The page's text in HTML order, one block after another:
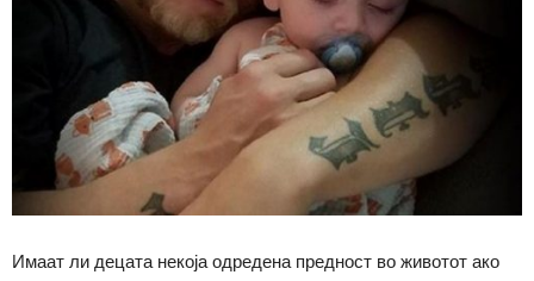
Имаат ли децата некоја одредена предност во животот ако